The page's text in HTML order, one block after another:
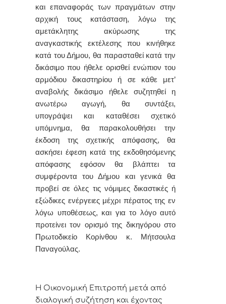
και επαναφοράς των πραγμάτων στην
αρχική τους κατάσταση, λόγω της
αμετάκλητης ακύρωσης της
αναγκαστικής εκτέλεσης που κινήθηκε
κατά του Δήμου, θα παρασταθεί κατά την
δικάσιμο που ήθελε ορισθεί ενώπιον του
αρμόδιου δικαστηρίου ή σε κάθε μετ’
αναβολής δικάσιμο ήθελε συζητηθεί η
ανωτέρω αγωγή, θα συντάξει,
υπογράψει και καταθέσει σχετικό
υπόμνημα, θα παρακολουθήσει την
έκδοση της σχετικής απόφασης, θα
ασκήσει έφεση κατά της εκδοθησόμενης
απόφασης εφόσον θα βλάπτει τα
συμφέροντα του Δήμου και γενικά θα
προβεί σε όλες τις νόμιμες δικαστικές ή
εξώδικες ενέργειες μέχρι πέρατος της εν
λόγω υποθέσεως, και για το λόγο αυτό
προτείνει τον ορισμό της δικηγόρου στο
Πρωτοδικείο Κορίνθου κ. Μήτσουλα
Παναγούλας.
Η Οικονομική Επιτροπή μετά από
διαλογική συζήτηση και έχοντας